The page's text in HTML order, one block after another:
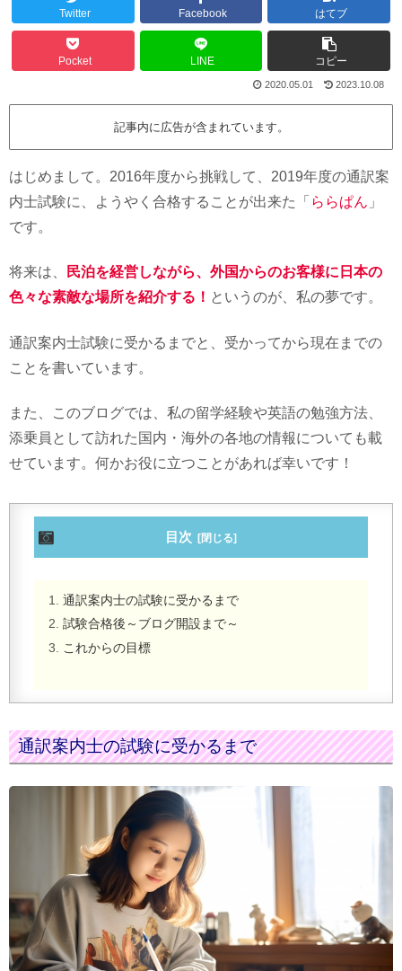
Twitter Facebook はてブ
Pocket LINE コピー
2020.05.01 2023.10.08
記事内に広告が含まれています。
はじめまして。2016年度から挑戦して、2019年度の通訳案
内士試験に、ようやく合格することが出来た「 ららぱん 」
です。
将来は、
民泊を経営しながら、外国からのお客様に日本の
色々な素敵な場所を紹介する！ というのが、私の夢です。
通訳案内士試験に受かるまでと、受かってから現在までの
ことを書いています。
また、このブログでは、私の留学経験や英語の勉強方法、
添乗員として訪れた国内・海外の各地の情報についても載
せています。何かお役に立つことがあれば幸いです！
目次
通訳案内士の試験に受かるまで
試験合格後～ブログ開設まで～
これからの目標
通訳案内士の試験に受かるまで